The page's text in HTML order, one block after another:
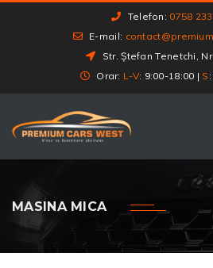
Telefon: 0758
E-mail:
Str. Ștefan Tenetchi,
Orar: L-V: 9:00-18:00 | S
MASINA MICA